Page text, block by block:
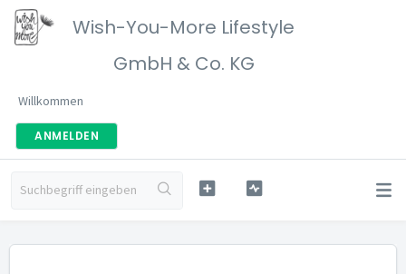
Wish-You-More Lifestyle
GmbH & Co. KG
Willkommen
ANMELDEN